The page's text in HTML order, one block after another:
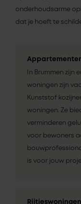
onderhoudsarme
dat je hoeft te
In Brummen zijn
woningen zijn
Kunststof
woningen. Ze
verminderen
voor bewoners
is voor jouw
Rijtjeswoningen